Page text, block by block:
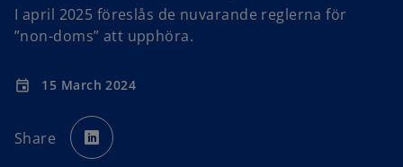
I april 2025 föreslås de nuvarande reglerna för
”non-doms” att upphöra.
event 15 March 2024
Share p
e